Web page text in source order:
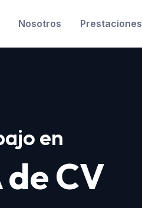
Nosotros Prestaciones
en
CV